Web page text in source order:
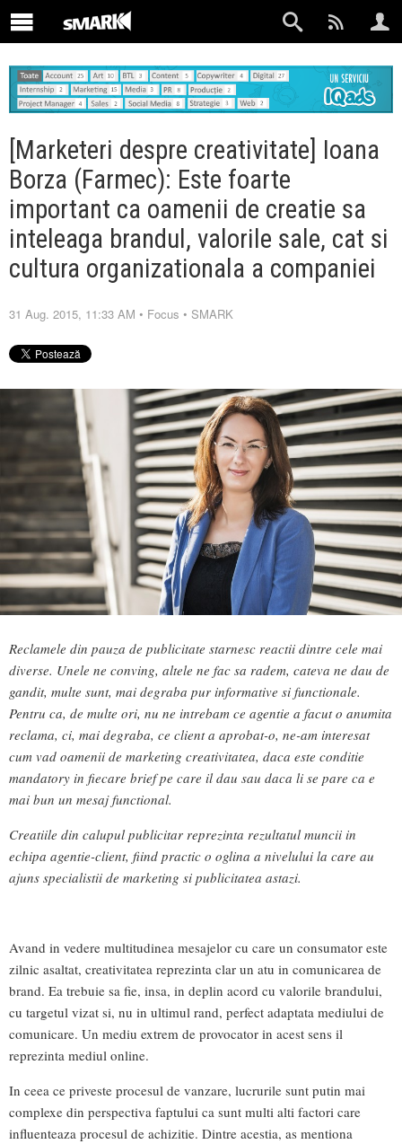
[Marketeri despre creativitate] Ioana
Borza (Farmec): Este foarte
important ca oamenii de creatie sa
inteleaga brandul, valorile sale, cat si
cultura organizationala a companiei
31 Aug. 2015, 11:33 AM • Focus • SMARK
Reclamele din pauza de publicitate starnesc reactii dintre cele mai
diverse. Unele ne conving, altele ne fac sa radem, cateva ne dau de
gandit, multe sunt, mai degraba pur informative si functionale.
Pentru ca, de multe ori, nu ne intrebam ce agentie a facut o anumita
reclama, ci, mai degraba, ce client a aprobat-o, ne-am interesat
cum vad oamenii de marketing creativitatea, daca este conditie
mandatory in fiecare brief pe care il dau sau daca li se pare ca e
mai bun un mesaj functional.
Creatiile din calupul publicitar reprezinta rezultatul muncii in
echipa agentie-client, fiind practic o oglina a nivelului la care au
ajuns specialistii de marketing si publicitatea astazi.
Avand in vedere multitudinea mesajelor cu care un consumator este
zilnic asaltat, creativitatea reprezinta clar un atu in comunicarea de
brand. Ea trebuie sa fie, insa, in deplin acord cu valorile brandului,
cu targetul vizat si, nu in ultimul rand, perfect adaptata mediului de
comunicare. Un mediu extrem de provocator in acest sens il
reprezinta mediul online.
In ceea ce priveste procesul de vanzare, lucrurile sunt putin mai
complexe din perspectiva faptului ca sunt multi alti factori care
influenteaza procesul de achizitie. Dintre acestia, as mentiona